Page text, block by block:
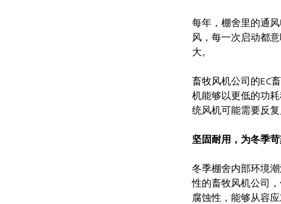
每年，棚舍里的通
风，每一次启动都
大。
畜牧风机公司的EC
机能够以更低的功
统风机可能需要反
坚固耐用，为冬季
冬季棚舍内部环境
性的畜牧风机公司
腐蚀性，能够从容